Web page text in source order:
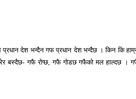
प्रधान देश भन्दैन गफ प्रधान देश भन्दैछ । किन कि
बस्दैछ- गफै रोप्छ, गफै गोडछ गफैको मल हाल्दछ ।